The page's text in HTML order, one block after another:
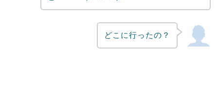
どこに行ったの？